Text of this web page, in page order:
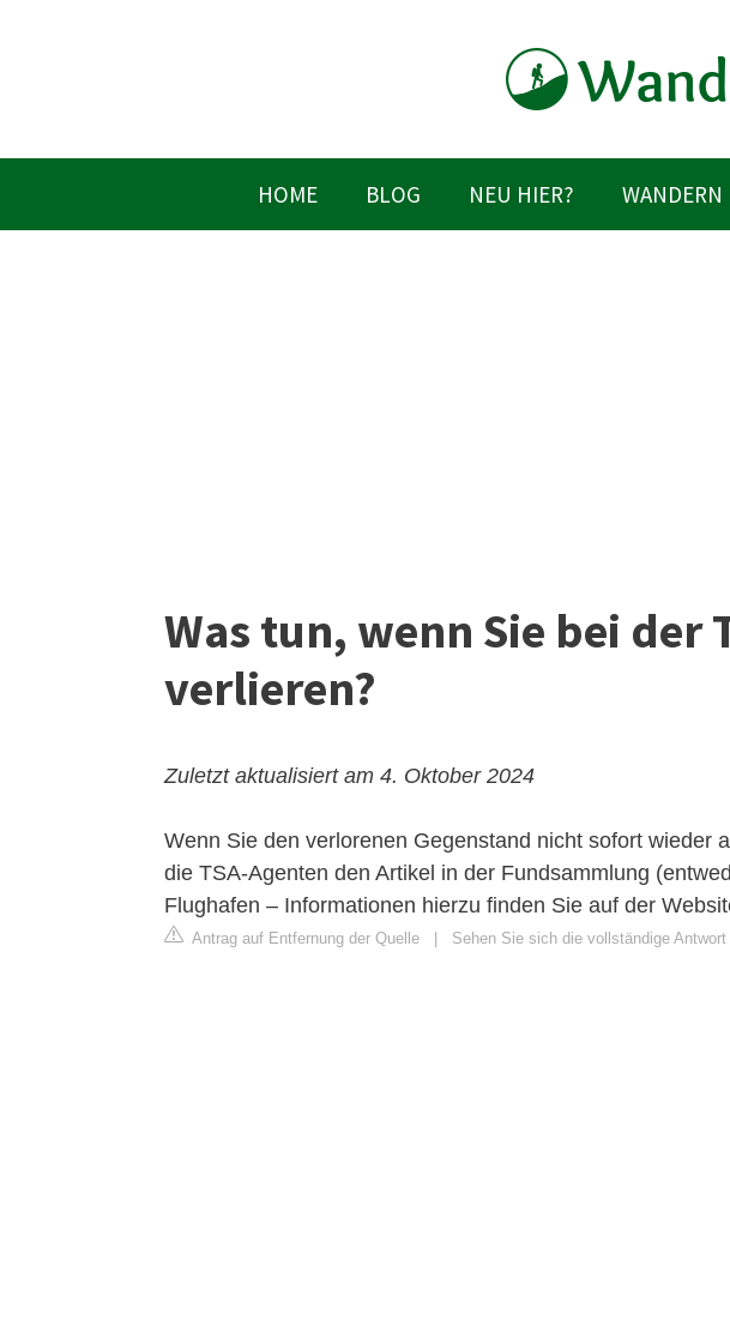
HOME BLOG NEU HIER? WANDERN
Was tun, wenn Sie bei der
verlieren?
Zuletzt aktualisiert am 4. Oktober 2024
Wenn Sie den verlorenen Gegenstand nicht sofort wieder
die TSA-Agenten den Artikel in der Fundsammlung
Flughafen – Informationen hierzu finden Sie auf der
Antrag auf Entfernung der Quelle Sehen Sie sich die vollständige